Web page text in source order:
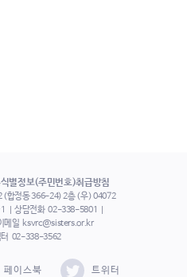
별정보(주민번호)취급방침
(합정동 366-24) 2층 (우) 04072
상담전화 02-338-5801
메일 ksvrc@sisters.or.kr
02-338-3562
페이스북 트위터